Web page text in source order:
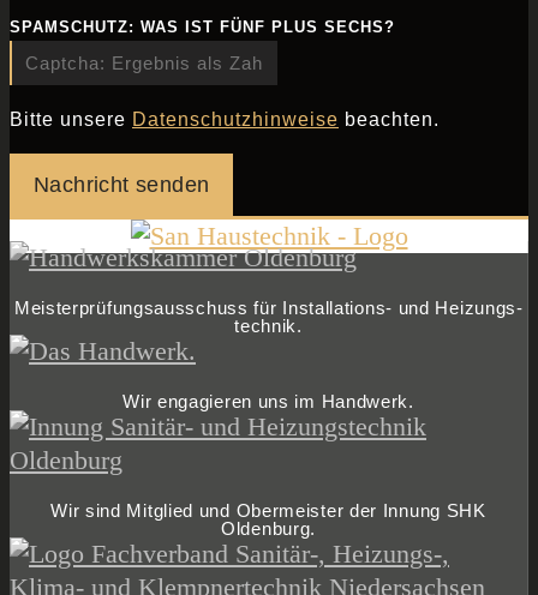
SPAMSCHUTZ: WAS IST FÜNF PLUS SECHS?
Bitte unsere Datenschutzhinweise beachten.
Nachricht senden
Meister­prüfungs­ausschuss für Installations- und Heizungs­
technik.
Wir engagieren uns im Handwerk.
Wir sind Mitglied und Obermeister der Innung SHK
Oldenburg.